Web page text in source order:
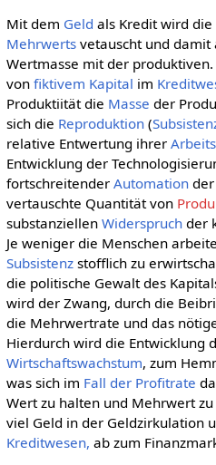
Mit dem Geld als Kredit wird
Mehrwertsvetauscht und damit
Wertmasse mit der
von fiktivem Kapital im
Produktiität die Masse der
sich die Reproduktion(
relative Entwertung ihrer
Entwicklung der
fortschreitender Automationder
vertauschte Quantität von
substanziellen Widerspruchder
Je weniger die Menschen
Subsistenzstofflich zu
die politische Gewalt des
wird der Zwang, durch die
die Mehrwertrate und das
Hierdurch wird die Entwicklung
Wirtschaftswachstum, zum
was sich im Fall der Profitrate
Wert zu halten und Mehrwert
viel Geld in der Geldzirkulation
Kreditwesen, ab zum